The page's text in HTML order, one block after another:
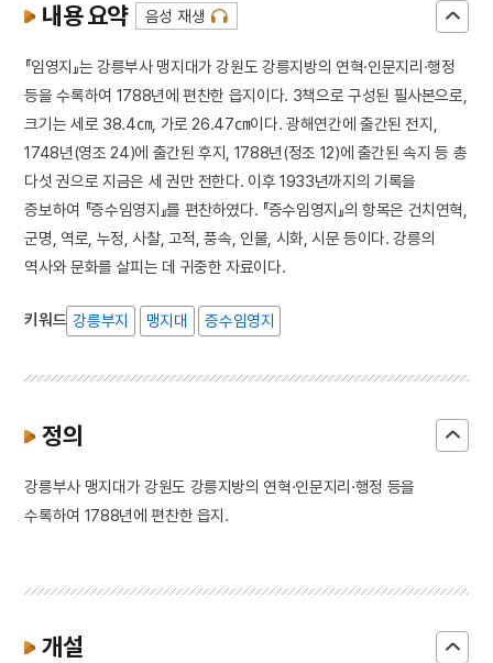
내용 요약 음성 재생
『임영지』는 강릉부사 맹지대가 강원도 강릉지방의 연혁·인문지리·행정
등을 수록하여 1788년에 편찬한 읍지이다. 3책으로 구성된 필사본으로,
크기는 세로 38.4㎝, 가로 26.47㎝이다. 광해연간에 출간된 전지,
1748년(영조 24)에 출간된 후지, 1788년(정조 12)에 출간된 속지 등 총
다섯 권으로 지금은 세 권만 전한다. 이후 1933년까지의 기록을
증보하여 『증수임영지』를 편찬하였다. 『증수임영지』의 항목은 건치연혁,
군명, 역로, 누정, 사찰, 고적, 풍속, 인물, 시화, 시문 등이다. 강릉의
역사와 문화를 살피는 데 귀중한 자료이다.
키워드 강릉부지 맹지대 증수임영지
정의
강릉부사 맹지대가 강원도 강릉지방의 연혁·인문지리·행정 등을
수록하여 1788년에 편찬한 읍지.
개설